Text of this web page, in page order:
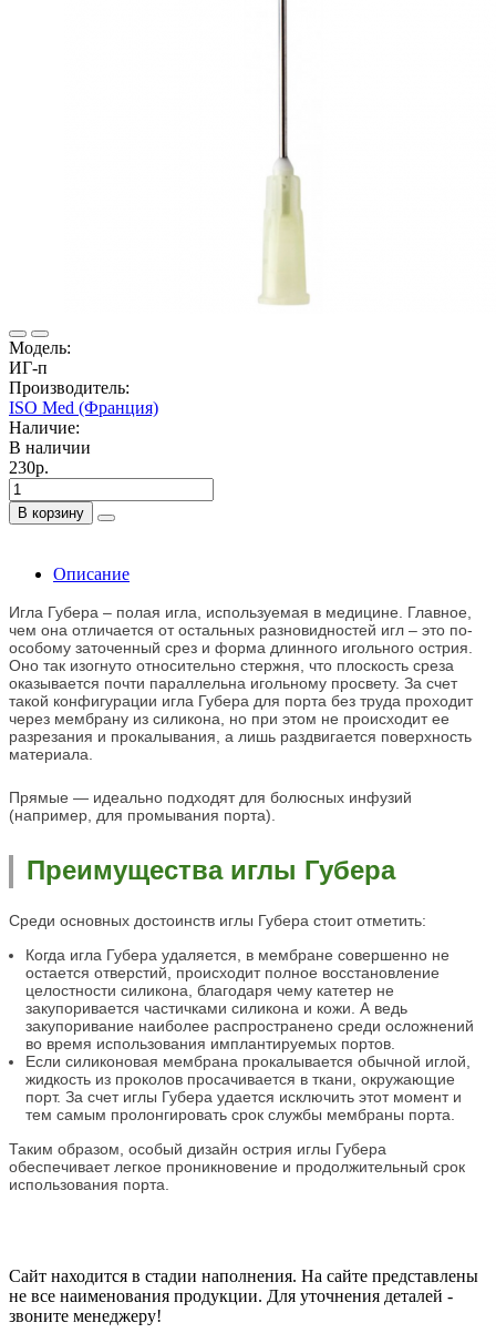
Модель:
ИГ-п
Производитель:
ISO Med (Франция)
Наличие:
В наличии
230р.
В корзину
Описание
Игла Губера – полая игла, используемая в медицине. Главное,
чем она отличается от остальных разновидностей игл – это по-
особому заточенный срез и форма длинного игольного острия.
Оно так изогнуто относительно стержня, что плоскость среза
оказывается почти параллельна игольному просвету. За счет
такой конфигурации игла Губера для порта без труда проходит
через мембрану из силикона, но при этом не происходит ее
разрезания и прокалывания, а лишь раздвигается поверхность
материала.
Прямые — идеально подходят для болюсных инфузий
(например, для промывания порта).
Преимущества иглы Губера
Среди основных достоинств иглы Губера стоит отметить:
Когда игла Губера удаляется, в мембране совершенно не
остается отверстий, происходит полное восстановление
целостности силикона, благодаря чему катетер не
закупоривается частичками силикона и кожи. А ведь
закупоривание наиболее распространено среди осложнений
во время использования имплантируемых портов.
Если силиконовая мембрана прокалывается обычной иглой,
жидкость из проколов просачивается в ткани, окружающие
порт. За счет иглы Губера удается исключить этот момент и
тем самым пролонгировать срок службы мембраны порта.
Таким образом, особый дизайн острия иглы Губера
обеспечивает легкое проникновение и продолжительный срок
использования порта.
Сайт находится в стадии наполнения. На сайте представлены
не все наименования продукции. Для уточнения деталей -
звоните менеджеру!